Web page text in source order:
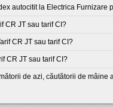
autocitit la Electrica Furnizare
CR JT sau tarif CI?
CR JT sau tarif CI?
CR JT sau tarif CI?
de azi, căutătorii de mâine